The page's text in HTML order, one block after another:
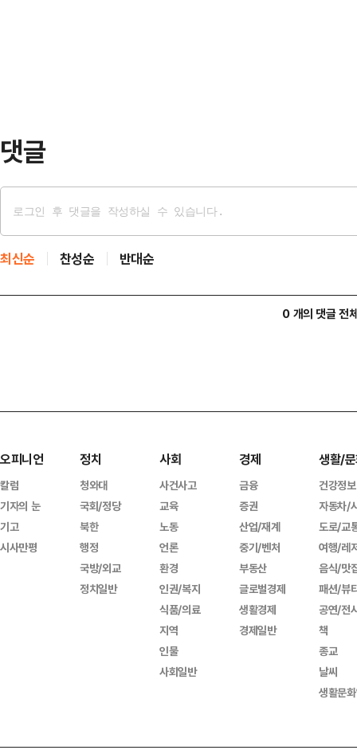
댓글
최신순 찬성순 반대순
0 개의 댓글 전
오피니언
칼럼
기자의 눈
기고
시사만평
정치
청와대
국회/정당
북한
행정
국방/외교
정치일반
사회
사건사고
교육
노동
언론
환경
인권/복지
식품/의료
지역
인물
사회일반
경제
금융
증권
산업/재계
중기/벤처
부동산
글로벌경제
생활경제
경제일반
생활/
건강정보
자동차/
도로/교
여행/레
음식/맛
패션/뷰
공연/전
책
종교
날씨
생활문